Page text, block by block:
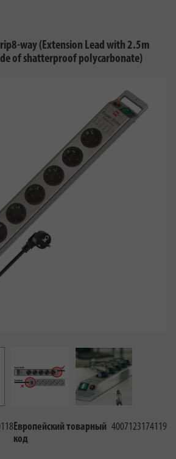
way (Extension Lead with 2.5m
of shatterproof polycarbonate)
Европейский товарный
код
4007123174119